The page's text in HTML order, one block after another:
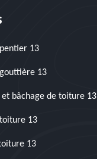
13
13
et bâchage de toiture 13
13
13